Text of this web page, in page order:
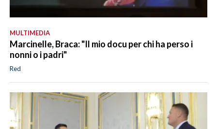
MULTIMEDIA
Marcinelle, Braca: "Il mio docu per chi ha perso i
nonni o i padri"
Red